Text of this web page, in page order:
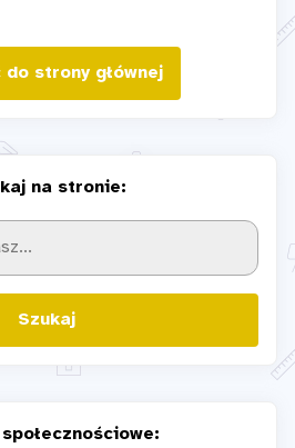
do strony głównej
na stronie:
Szukaj